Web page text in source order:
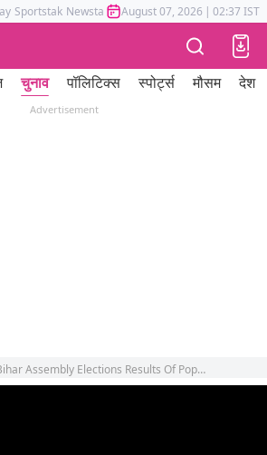
Sportstak Newstak Mumbai Tak Astrotak
August 07, 2026 | 02:37 IST
चुनाव पॉलिटिक्स स्पोर्ट्स मौसम देश
Advertisement
Bihar Assembly Elections Results Of Popular Artists Khesari Lal Maithili Thakur Ritesh Pandey